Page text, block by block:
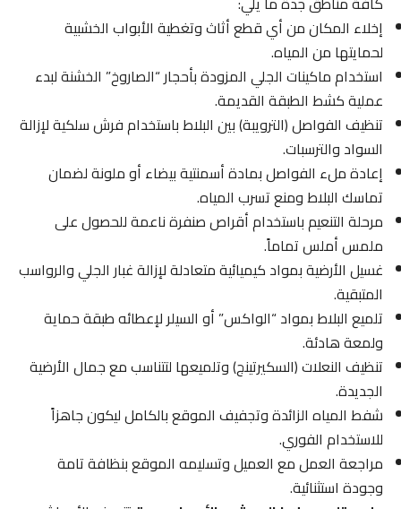
إخلاء المكان من أي قطع أثاث وتغطية الأبواب الخشبية
لحمايتها من المياه.
استخدام ماكينات الجلي المزودة بأحجار “الصاروخ” الخشنة لبدء
عملية كشط الطبقة القديمة.
تنظيف الفواصل (الترويبة) بين البلاط باستخدام فرش سلكية لإزالة
السواد والترسبات.
إعادة ملء الفواصل بمادة أسمنتية بيضاء أو ملونة لضمان
تماسك البلاط ومنع تسرب المياه.
مرحلة التنعيم باستخدام أقراص صنفرة ناعمة للحصول على
ملمس أملس تماماً.
غسيل الأرضية بمواد كيميائية متعادلة لإزالة غبار الجلي والرواسب
المتبقية.
تلميع البلاط بمواد “الواكس” أو السيلر لإعطائه طبقة حماية
ولمعة هادئة.
تنظيف النعلات (السكيرتينج) وتلميعها لتتناسب مع جمال الأرضية
الجديدة.
شفط المياه الزائدة وتجفيف الموقع بالكامل ليكون جاهزاً
للاستخدام الفوري.
مراجعة العمل مع العميل وتسليمه الموقع بنظافة تامة
وجودة استثنائية.